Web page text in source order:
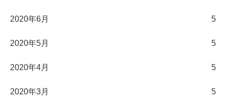
2020年6月 5
2020年5月 5
2020年4月 5
2020年3月 5